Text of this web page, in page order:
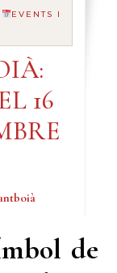
EVENTS I
16
de